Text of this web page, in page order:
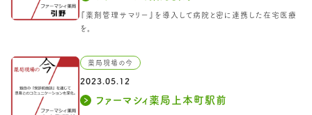
『薬剤管理サマリー』を導入して病院と密に連携した在宅医療
を。
薬局現場の今
2023.05.12
ファーマシィ薬局上本町駅前